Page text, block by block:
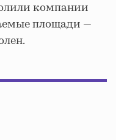
компании
площади —